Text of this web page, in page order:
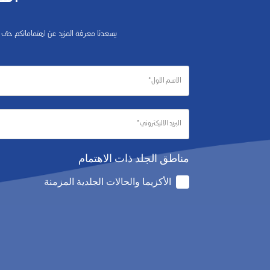
يسعدنا معرفة المزيد عن اهتماماتكم
مناطق الجلد ذات الاهتمام
الأكزيما والحالات الجلدية المزمنة